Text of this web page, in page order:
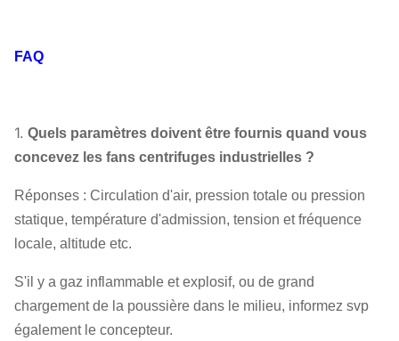
FAQ
1. Quels paramètres doivent être fournis quand vous
concevez les fans centrifuges industrielles ?
Réponses : Circulation d'air, pression totale ou pression
statique, température d'admission, tension et fréquence
locale, altitude etc.
S'il y a gaz inflammable et explosif, ou de grand
chargement de la poussière dans le milieu, informez svp
également le concepteur.